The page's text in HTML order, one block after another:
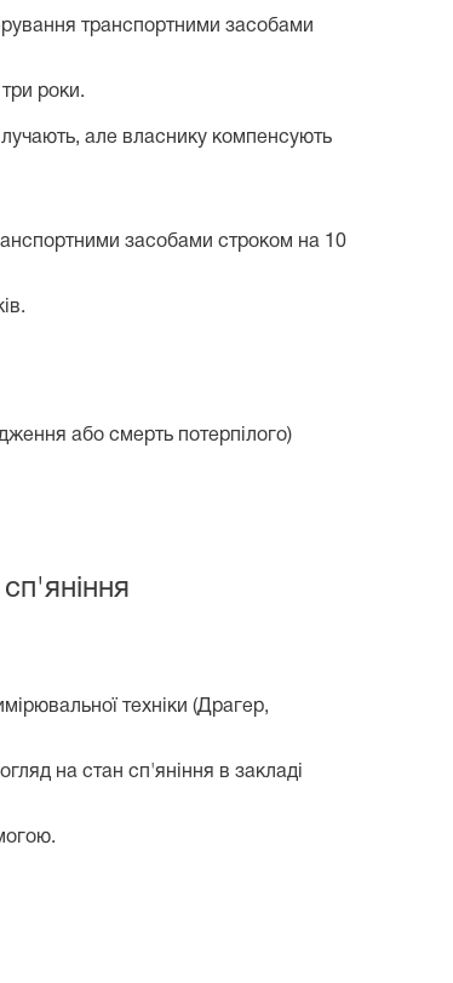
транспортними засобами
роки.
але власнику компенсують
засобами строком на 10
або смерть потерпілого)
техніки (Драгер,
на стан сп'яніння в закладі